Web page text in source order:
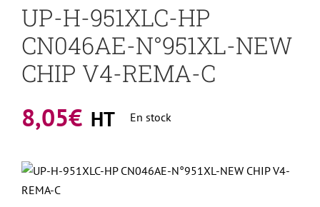
UP-H-951XLC-HP
CN046AE-N°951XL-NEW
CHIP V4-REMA-C
8,05€ HT En stock